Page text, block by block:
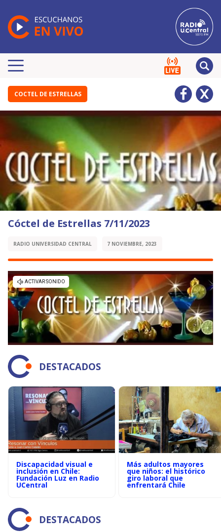
COCTEL DE ESTRELLAS
Cóctel de Estrellas 7/11/2023
RADIO UNIVERSIDAD CENTRAL 7 NOVIEMBRE, 2023
DESTACADOS
Discapacidad visual e
inclusión en Chile:
Fundación Luz en Radio
UCentral
Más adultos mayores
que niños: el histórico
giro laboral que
enfrentará Chile
DESTACADOS